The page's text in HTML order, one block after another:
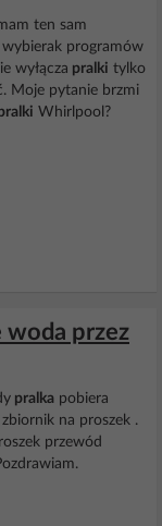
ten sam
programów
wyłącza pralki tylko
Moje pytanie brzmi
Whirlpool?
woda przez
pralka pobiera
na proszek .
przewód